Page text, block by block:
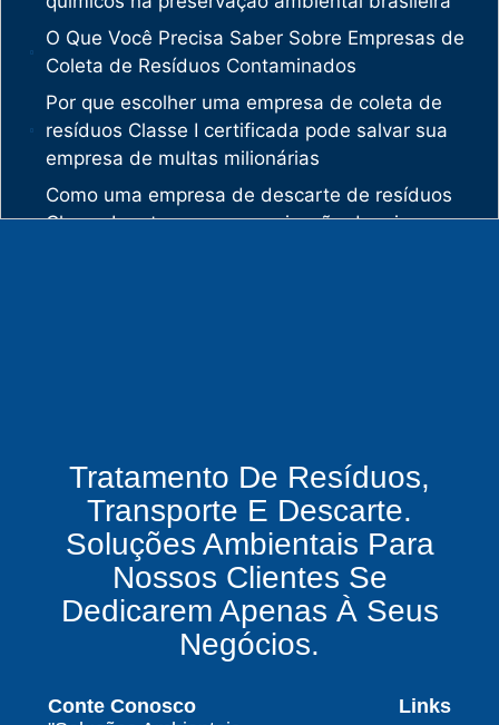
O Que Você Precisa Saber Sobre Empresas de
Coleta de Resíduos Contaminados
Por que escolher uma empresa de coleta de
resíduos Classe I certificada pode salvar sua
empresa de multas milionárias
Como uma empresa de descarte de resíduos
Classe I protege sua organização de crimes
vê oportunidades bilionárias esperando para
serem exploradas.
O que uma empresa de gestão de resíduos
químicos precisa fazer para garantir segurança
e conformidade legal no Brasil
Como uma empresa de gestão de resíduos
contaminados protege o meio ambiente e
Por que contratar uma empresa de gestão de
Tratamento De Resíduos,
Transporte E Descarte.
Soluções Ambientais Para
Nossos Clientes Se
Dedicarem Apenas À Seus
Negócios.
Conte Conosco
Links